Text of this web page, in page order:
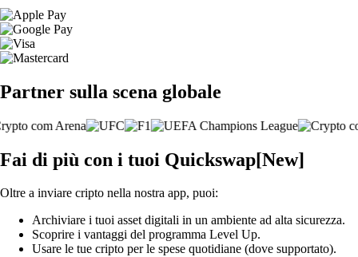
Partner sulla scena globale
Fai di più con i tuoi Quickswap[New]
Oltre a inviare cripto nella nostra app, puoi:
Archiviare i tuoi asset digitali in un ambiente ad alta sicurezza.
Scoprire i vantaggi del programma Level Up.
Usare le tue cripto per le spese quotidiane (dove supportato).